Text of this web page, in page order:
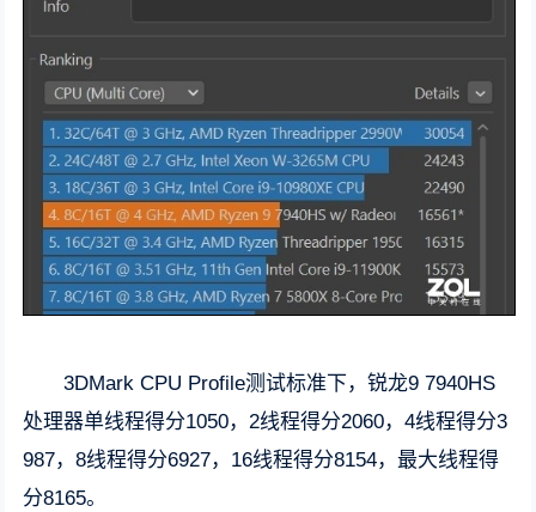
3DMark CPU Profile测试标准下，锐龙9 7940HS
处理器单线程得分1050，2线程得分2060，4线程得分3
987，8线程得分6927，16线程得分8154，最大线程得
分8165。